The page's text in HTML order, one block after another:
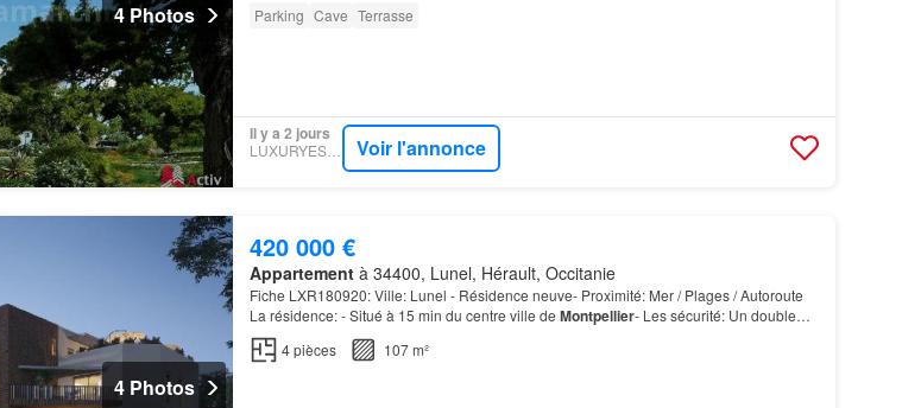
4 Photos
Parking Cave Terrasse
Il y a 2 jours
LUXURYESTATE Voir l'annonce
4 Photos
420 000 €
Appartementà 34400, Lunel, Hérault, Occitanie
Fiche LXR180920: Ville: Lunel - Résidence neuve- Proximité: Mer / Plages / Autoroute
La résidence: - Situé à 15 min du centre ville de Montpellier- Les sécurité: Un double
accès à la résidence par platine de contrôle reliée a…
4pièces 107 m²